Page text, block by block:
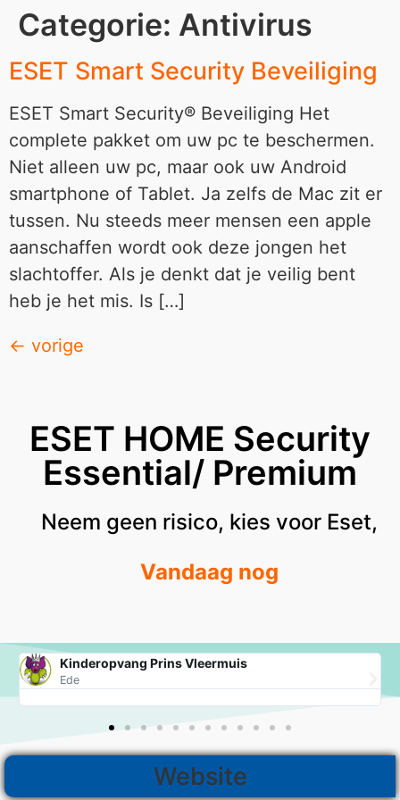
Categorie: Antivirus
ESET Smart Security Beveiliging
ESET Smart Security® Beveiliging Het
complete pakket om uw pc te beschermen.
Niet alleen uw pc, maar ook uw Android
smartphone of Tablet. Ja zelfs de Mac zit er
tussen. Nu steeds meer mensen een apple
aanschaffen wordt ook deze jongen het
slachtoffer. Als je denkt dat je veilig bent
heb je het mis. Is […]
← vorige
ESET HOME Security
Essential/ Premium
Neem geen risico, kies voor Eset,
Vandaag nog
Kinderopvang Prins Vleermuis
Ede
Website